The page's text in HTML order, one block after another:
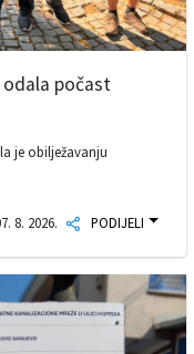
odala počast
je obilježavanju
8. 2026. PODIJELI